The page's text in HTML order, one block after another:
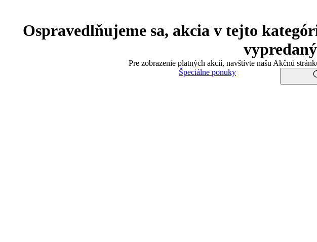
Ospravedlňujeme sa, akcia v tejto
vypredaný
Pre zobrazenie platných akcií, navštívte našu Akčnú
Špeciálne ponuky